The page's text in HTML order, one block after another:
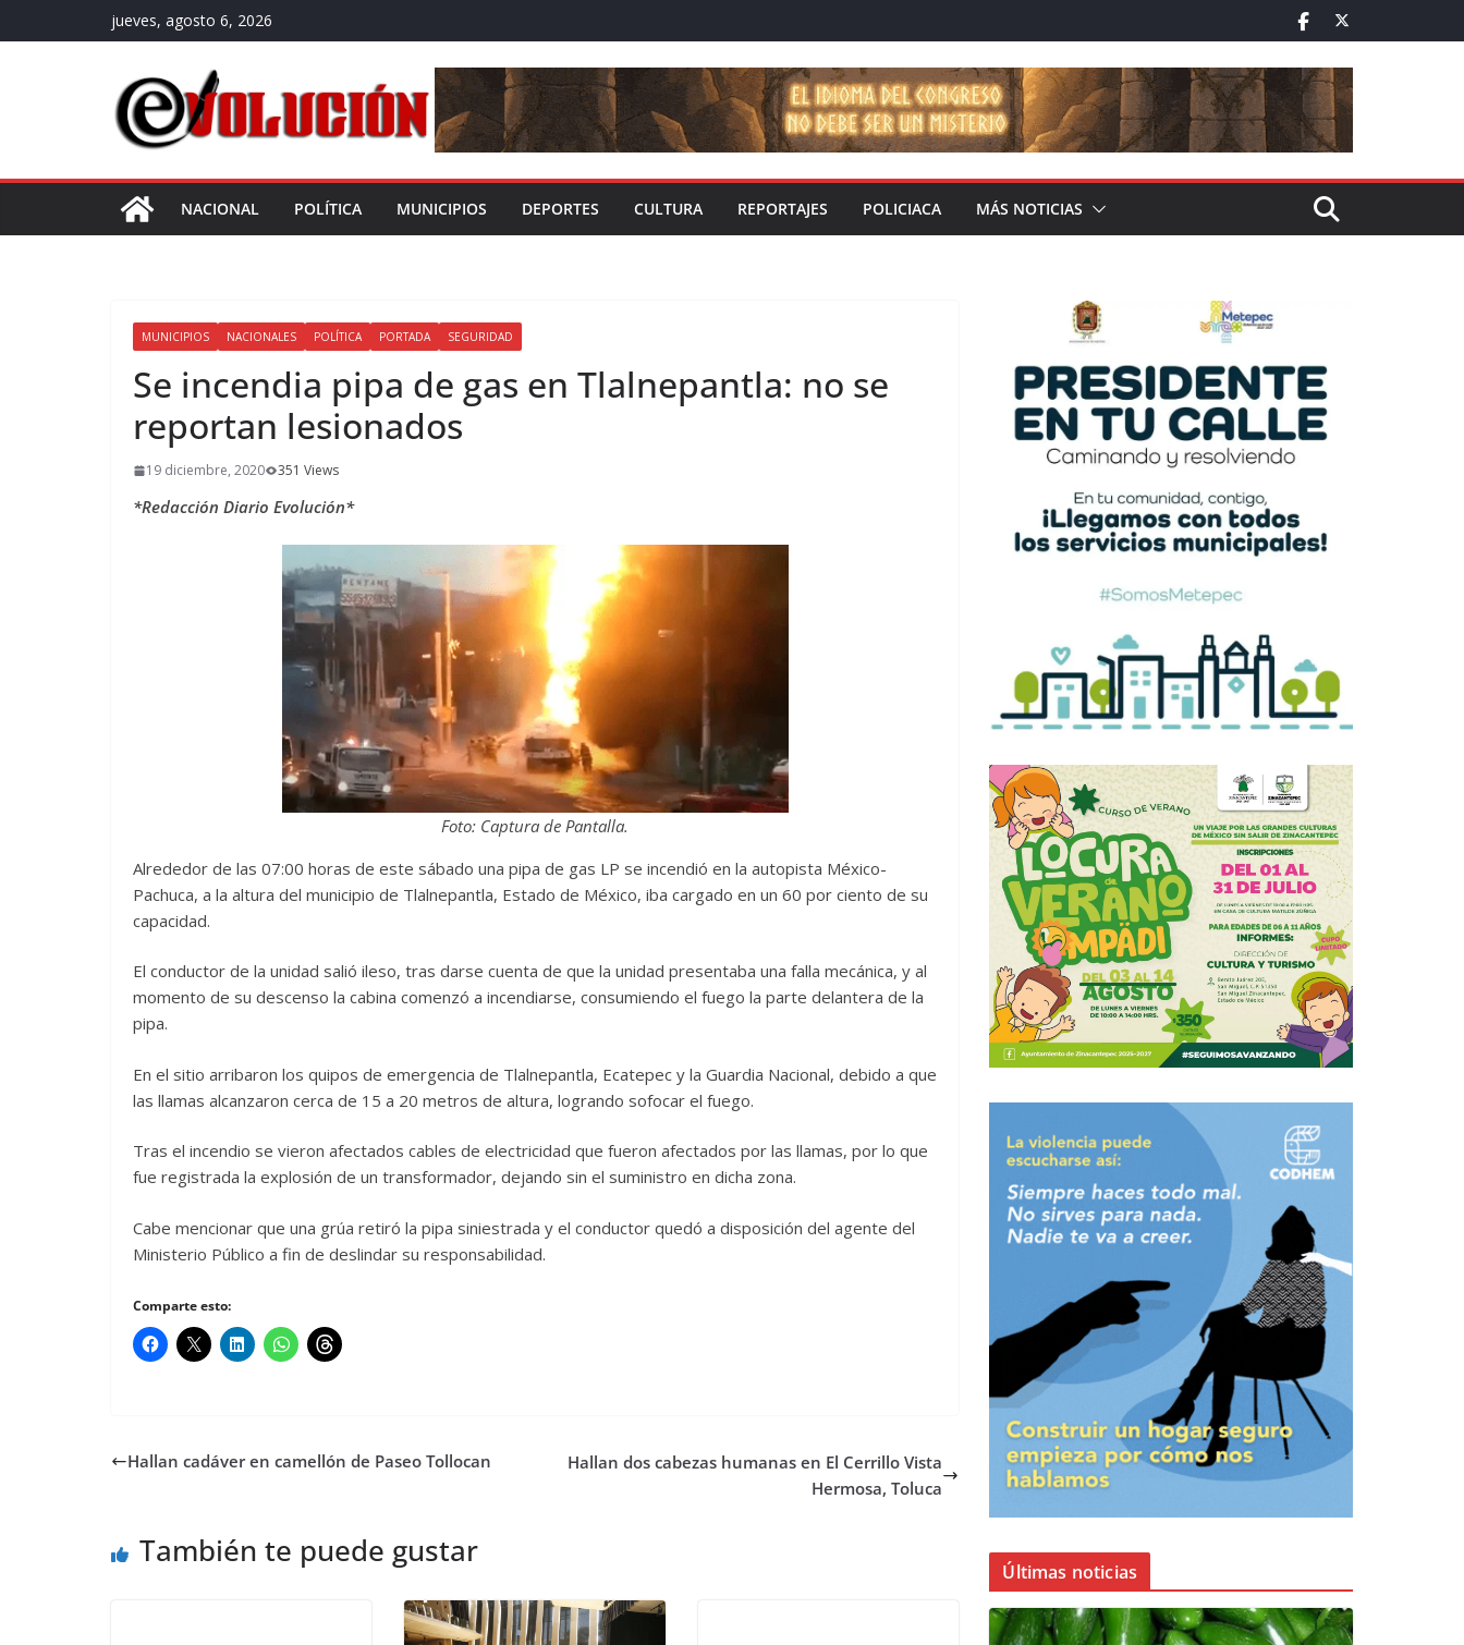
al
jueves, agosto 6, 2026
NACIONAL POLÍTICA MUNICIPIOS DEPORTES CULTURA REPORTAJES POLICIACA MÁS NOTICIAS
MUNICIPIOS NACIONALES POLÍTICA PORTADA SEGURIDAD
Se incendia pipa de gas en Tlalnepantla: no se
reportan lesionados
19 diciembre, 2020 351 Views
*Redacción Diario Evolución*
Foto: Captura de Pantalla.
Alrededor de las 07:00 horas de este sábado una pipa de gas LP se incendió en la autopista México-
Pachuca, a la altura del municipio de Tlalnepantla, Estado de México, iba cargado en un 60 por ciento de su
capacidad.
El conductor de la unidad salió ileso, tras darse cuenta de que la unidad presentaba una falla mecánica, y al
momento de su descenso la cabina comenzó a incendiarse, consumiendo el fuego la parte delantera de la
pipa.
En el sitio arribaron los quipos de emergencia de Tlalnepantla, Ecatepec y la Guardia Nacional, debido a que
las llamas alcanzaron cerca de 15 a 20 metros de altura, logrando sofocar el fuego.
Tras el incendio se vieron afectados cables de electricidad que fueron afectados por las llamas, por lo que
fue registrada la explosión de un transformador, dejando sin el suministro en dicha zona.
Cabe mencionar que una grúa retiró la pipa siniestrada y el conductor quedó a disposición del agente del
Ministerio Público a fin de deslindar su responsabilidad.
Comparte esto:
Hallan cadáver en camellón de Paseo Tollocan
Hallan dos cabezas humanas en El Cerrillo Vista
Hermosa, Toluca
También te puede gustar
Últimas noticias